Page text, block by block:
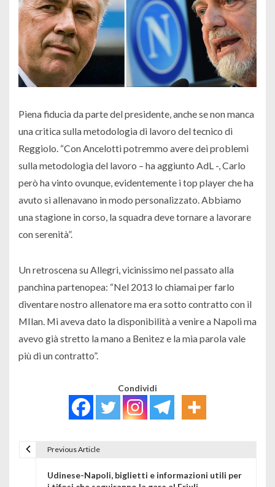
Piena fiducia da parte del presidente, anche se non manca
una critica sulla metodologia di lavoro del tecnico di
Reggiolo. “Con Ancelotti potremmo avere dei problemi
sulla metodologia del lavoro – ha aggiunto AdL -, Carlo
però ha vinto ovunque, evidentemente i top player che ha
avuto si allenavano in modo personalizzato. Abbiamo
una stagione in corso, la squadra deve tornare a lavorare
con serenità”.
Un retroscena su Allegri, vicinissimo nel passato alla
panchina partenopea: “Nel 2013 lo chiamai per farlo
diventare nostro allenatore ma era sotto contratto con il
MIlan. Mi aveva dato la disponibilità a venire a Napoli ma
avevo già stretto la mano a Benitez e la mia parola vale
più di un contratto”.
Condividi
Previous Article
Udinese-Napoli, biglietti e informazioni utili per